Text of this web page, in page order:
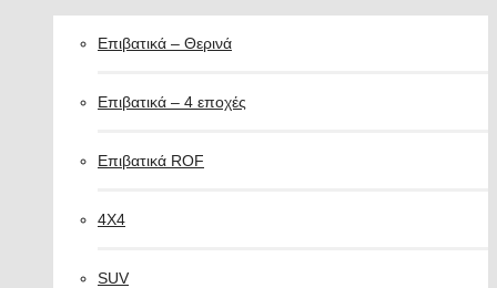
Επιβατικά – Θερινά
Επιβατικά – 4 εποχές
Επιβατικά ROF
4X4
SUV